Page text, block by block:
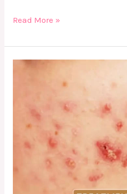
Read More »
Treatment
Booster
Klinik
Kecantikan